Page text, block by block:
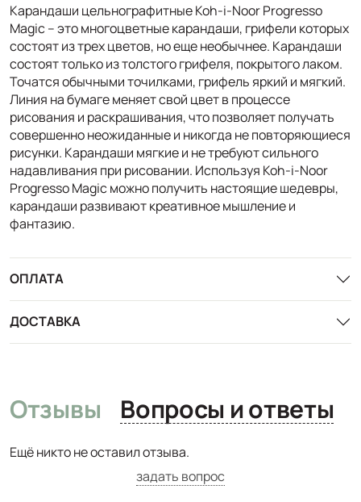
Карандаши цельнографитные Koh-i-Noor Progresso
Magic – это многоцветные карандаши, грифели которых
состоят из трех цветов, но еще необычнее. Карандаши
состоят только из толстого грифеля, покрытого лаком.
Точатся обычными точилками, грифель яркий и мягкий.
Линия на бумаге меняет свой цвет в процессе
рисования и раскрашивания, что позволяет получать
совершенно неожиданные и никогда не повторяющиеся
рисунки. Карандаши мягкие и не требуют сильного
надавливания при рисовании. Используя Koh-i-Noor
Progresso Magic можно получить настоящие шедевры,
карандаши развивают креативное мышление и
фантазию.
ОПЛАТА
ДОСТАВКА
Отзывы Вопросы и ответы
Ещё никто не оставил отзыва.
задать вопрос